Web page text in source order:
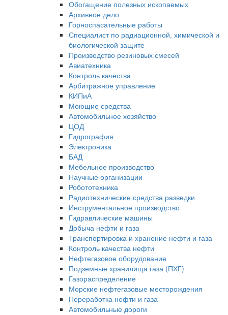
Обогащение полезных ископаемых
Архивное дело
Горноспасательные работы
Специалист по радиационной, химической и
биологической защите
Производство резиновых смесей
Авиатехника
Контроль качества
Арбитражное управление
КИПиА
Моющие средства
Автомобильное хозяйство
ЦОД
Гидрография
Электроника
БАД
Мебельное производство
Научные организации
Робототехника
Радиотехнические средства разведки
Инструментальное производство
Гидравлические машины
Добыча нефти и газа
Транспортировка и хранение нефти и газа
Контроль качества нефти
Нефтегазовое оборудование
Подземные хранилища газа (ПХГ)
Газораспределение
Морские нефтегазовые месторождения
Переработка нефти и газа
Автомобильные дороги